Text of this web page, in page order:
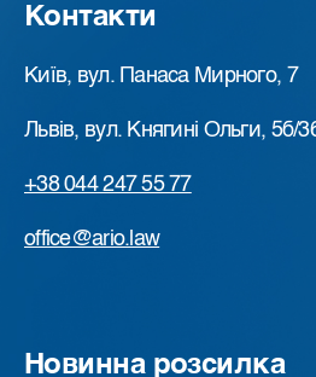
Контакти
Київ, вул. Панаса Мирного, 7
Львів, вул. Княгині Ольги, 5б/
+38 044 247 55 77
office@ario.law
Новинна розсилка